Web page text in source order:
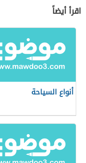
اقرأ أيضاً
أنواع السياحة